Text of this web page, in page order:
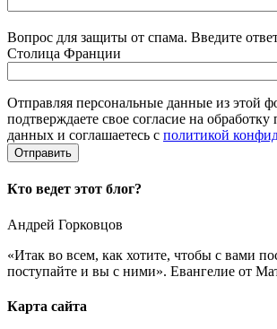
Вопрос для защиты от спама. Введите
Столица Франции
Отправляя персональные данные из этой
подтверждаете свое согласие на
данных и соглашаетесь с политикой
Кто ведет этот блог?
Андрей Горковцов
«Итак во всем, как хотите, чтобы с вами
поступайте и вы с ними». Евангелие от
Карта сайта